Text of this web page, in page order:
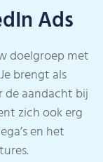
Ads
doelgroep met
brengt als
aandacht bij
zich ook erg
en het